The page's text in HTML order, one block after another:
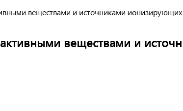
веществами и источниками ионизирующих
веществами и